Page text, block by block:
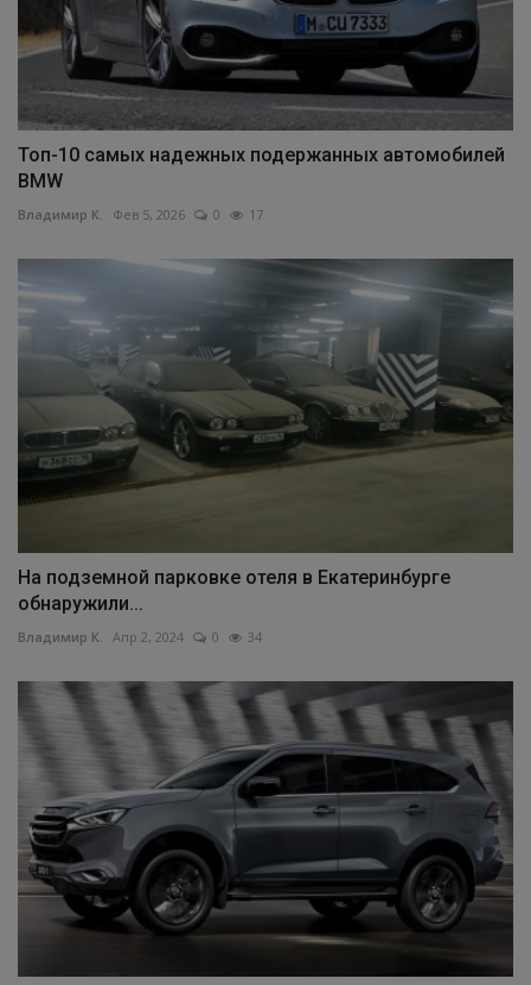
Топ-10 самых надежных подержанных автомобилей
BMW
Владимир К. Фев 5, 2026 0 17
На подземной парковке отеля в Екатеринбурге
обнаружили...
Владимир К. Апр 2, 2024 0 34